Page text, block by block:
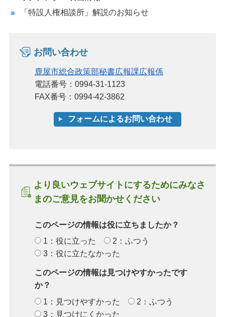
「特設人権相談所」解説のお知らせ
お問い合わせ
鹿屋市総合政策部秘書広報課広報係
電話番号：0994-31-1123
FAX番号：0994-42-3862
より良いウェブサイトにするためにみなさ
まのご意見をお聞かせください
このページの情報は役に立ちましたか？
1：役に立った
2：ふつう
3：役に立たなかった
このページの情報は見つけやすかったです
か？
1：見つけやすかった
2：ふつう
3：見つけにくかった